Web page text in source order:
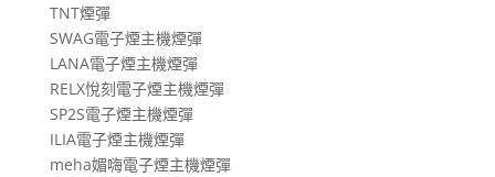
TNT煙彈
SWAG電子煙主機煙彈
LANA電子煙主機煙彈
RELX悅刻電子煙主機煙彈
SP2S電子煙主機煙彈
ILIA電子煙主機煙彈
meha媚嗨電子煙主機煙彈